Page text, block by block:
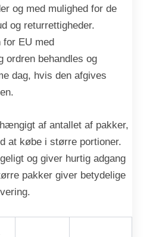
og med mulighed for de
og returrettigheder.
for EU med
ordren behandles og
dag, hvis den afgives
af antallet af pakker,
at købe i større portioner.
og giver hurtig adgang
pakker giver betydelige